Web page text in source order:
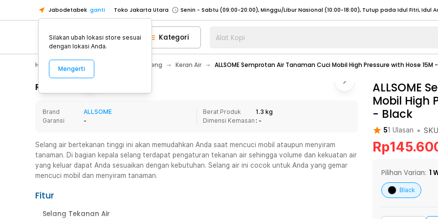
Jabodetabek ganti Toko Jakarta Utara
Toko Tangerang
Toko Cikupa
Pick n Go Jakarta Barat
Senin - Jumat (07:00 - 20:00), Sabtu - Minggu (08:00 - 20:00), Tutup pada Idul Fitri
Pick n Go Bekasi
Senin - Jumat (08:00 - 20:00), Sabtu - Minggu/ Libur Nasional (08:00 - 17:00) Selengkapnya
Senin - Jumat (08:00 - 20:00), Sabtu - Minggu/ Libur Nasional (08:00 - 17:00) Selengkapnya
Senin - Sabtu (09:00-20:00), Minggu/Libur Nasional (12:00-20:00), Tutup pada Idul Fitri
Senin - Sabtu (09:00-20:00), Minggu/Libur Nasional (12:00-20:00), Tutup pada Idul Fitri
Toko Tangerang
Toko Cikupa
Pick n Go Jakarta Barat
Senin - Jumat (07:00 - 20:00), Sabtu - Minggu (08:00 - 20:00), Tutup pada Idul Fitri
Senin - Jumat (08:00 - 20:00), Sabtu - Minggu/ Libur Nasional (08:00 - 17:00) Selengkapnya
Kategori Alat Kopi
Home Appliance Perlengkapan Ledeng Keran Air ALLSOME Semprotan Air Tanaman Cuci Mobil High Pressure with Hose 15M
Rincian Produk
Brand
ALLSOME
Garansi
-
Berat Produk
1.3 kg
Dimensi Kemasan : -
Selang air bertekanan tinggi ini akan memudahkan Anda saat mencuci mobil ataupun menyiram
tanaman. Di bagian kepala selang terdapat pengaturan tekanan air sehingga volume dan kekuatan air
yang keluar dapat Anda sesuaikan dengan kebutuhan. Selang air ini cocok untuk Anda yang gemar
mencuci mobil dan menyiram tanaman.
Fitur
Selang Tekanan Air
ALLSOME
Mobil High
- Black
51 Ulasan • SKU
Rp
Pilihan Varian: 1
Black
Silakan ubah lokasi store sesuai
dengan lokasi Anda.
Mengerti